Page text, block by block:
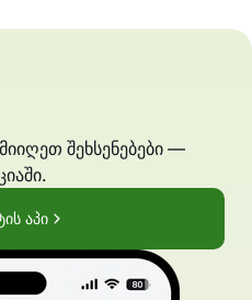
შეხსენებები —
აპი